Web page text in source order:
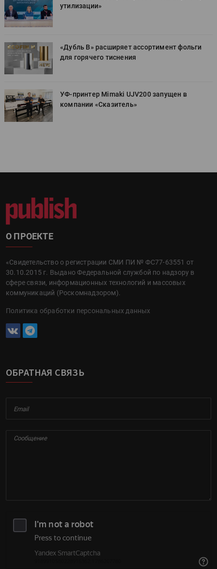
утилизации»
«Дубль В» расширяет ассортимент фольги
для горячего тиснения
УФ-принтер Mimaki UJV200 запущен в
компании «Сказитель»
О ПРОЕКТЕ
«Свидетельство о регистрации СМИ ПИ № ФС77-63551 от
30.10.2015 г. Выдано Федеральной службой по надзору в
сфере связи, информационных технологий и массовых
коммуникаций (Роскомнадзором).
Политика обработки персональных данных
ОБРАТНАЯ СВЯЗЬ